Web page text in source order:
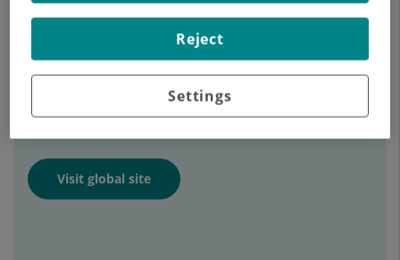
International Patients
If you are aninternational patientseeking
medical care, we are here to help. Visit our
dedicated website forpersonalized assistance
Visit global site
Settings
Reject